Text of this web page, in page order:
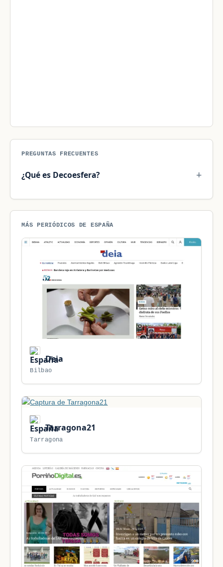
PREGUNTAS FRECUENTES
¿Qué es Decoesfera?
MÁS PERIÓDICOS DE ESPAÑA
Deia
Bilbao
Tarragona21
Tarragona